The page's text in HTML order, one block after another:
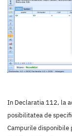
In Declaratia 112, la
posibilitatea de
Campurile disponibile